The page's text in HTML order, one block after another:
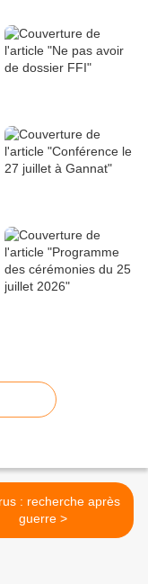
: recherche après
guerre >